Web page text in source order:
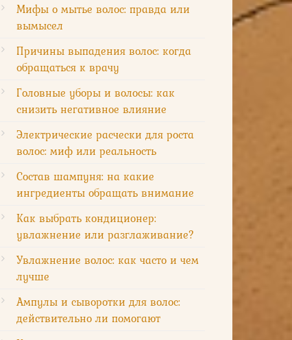
Мифы о мытье волос: правда или
вымысел
Причины выпадения волос: когда
обращаться к врачу
Головные уборы и волосы: как
снизить негативное влияние
Электрические расчески для роста
волос: миф или реальность
Состав шампуня: на какие
ингредиенты обращать внимание
Как выбрать кондиционер:
увлажнение или разглаживание?
Увлажнение волос: как часто и чем
лучше
Ампулы и сыворотки для волос:
действительно ли помогают